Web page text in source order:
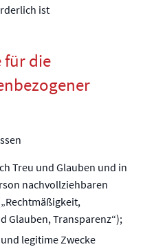
ist
für die
Treu und Glauben und in
nachvollziehbaren
Glauben, Transparenz“);
legitime Zwecke